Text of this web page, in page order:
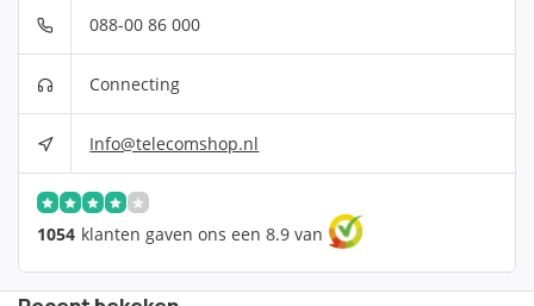
088-00 86 000
Connecting
Info@telecomshop.nl
1054 klanten gaven ons een 8.9 van